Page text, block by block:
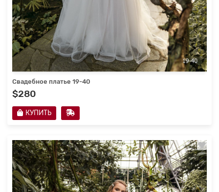
Свадебное платье 19-40
$280
КУПИТЬ